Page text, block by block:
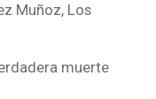
Muñoz, Los
muerte